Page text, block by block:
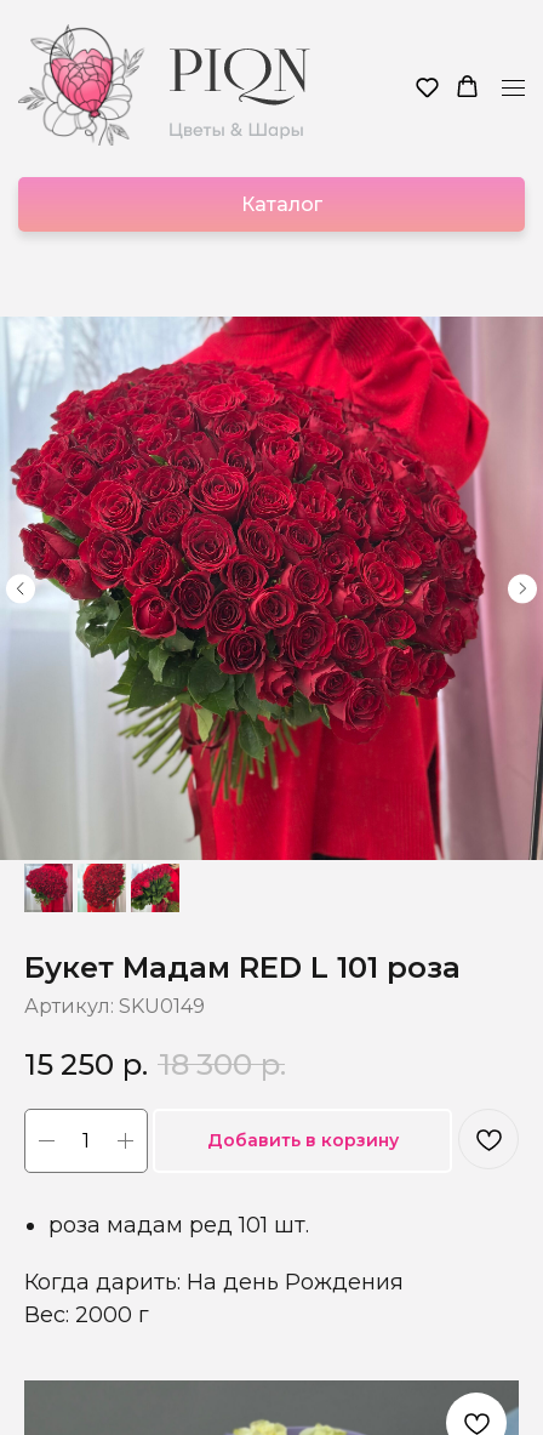
Каталог
Букет Мадам RED L 101 роза
Артикул: SKU0149
15 250 р. 18 300 р.
Добавить в корзину
роза мадам ред 101 шт.
Когда дарить: На день Рождения
Вес: 2000 г